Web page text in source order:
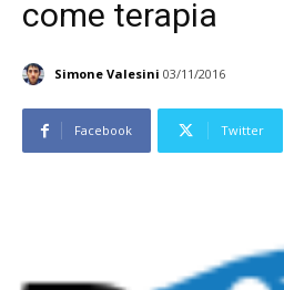
come terapia
Simone Valesini 03/11/2016
Facebook Twitter